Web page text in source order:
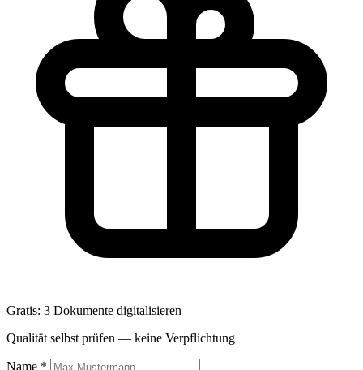
Gratis: 3 Dokumente digitalisieren
Qualität selbst prüfen — keine Verpflichtung
Name *